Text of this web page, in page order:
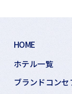
HOME
ホテル一覧
ブランドコンセ